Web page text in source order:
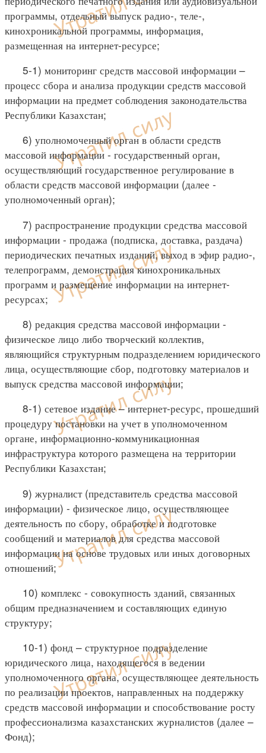
программы, отдельный выпуск радио-, теле-,
кинохроникальной программы, информация,
размещенная на интернет-ресурсе;
5-1) мониторинг средств массовой информации –
процесс сбора и анализа продукции средств массовой
информации на предмет соблюдения законодательства
Республики Казахстан;
6) уполномоченный орган в области средств
массовой информации - государственный орган,
осуществляющий государственное регулирование в
области средств массовой информации (далее -
уполномоченный орган);
7) распространение продукции средства массовой
информации - продажа (подписка, доставка, раздача)
периодических печатных изданий, выход в эфир радио-,
телепрограмм, демонстрация кинохроникальных
программ и размещение информации на интернет-
ресурсах;
8) редакция средства массовой информации -
физическое лицо либо творческий коллектив,
являющийся структурным подразделением юридического
лица, осуществляющие сбор, подготовку материалов и
выпуск средства массовой информации;
8-1) сетевое издание – интернет-ресурс, прошедший
процедуру постановки на учет в уполномоченном
органе, информационно-коммуникационная
инфраструктура которого размещена на территории
Республики Казахстан;
9) журналист (представитель средства массовой
информации) - физическое лицо, осуществляющее
деятельность по сбору, обработке и подготовке
сообщений и материалов для средства массовой
информации на основе трудовых или иных договорных
отношений;
10) комплекс - совокупность зданий, связанных
общим предназначением и составляющих единую
структуру;
10-1) фонд – структурное подразделение
юридического лица, находящегося в ведении
уполномоченного органа, осуществляющее деятельность
по реализации проектов, направленных на поддержку
средств массовой информации и способствование росту
профессионализма казахстанских журналистов (далее –
Фонд);